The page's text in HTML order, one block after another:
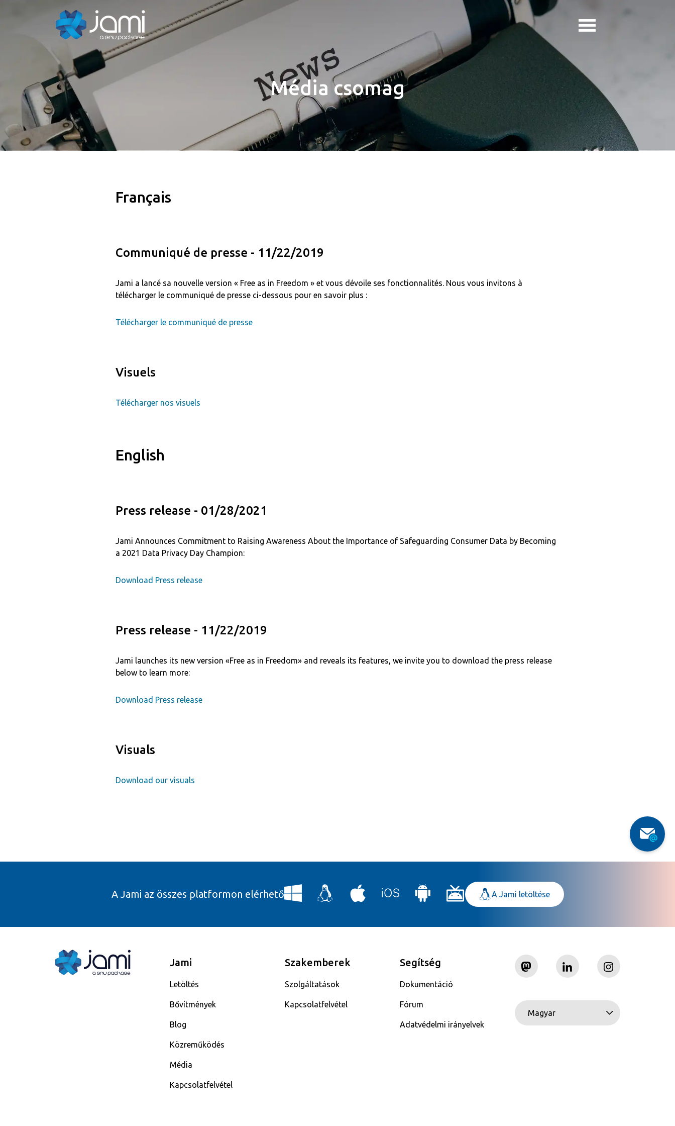
Média csomag
Français
Communiqué de presse - 11/22/2019
Jami a lancé sa nouvelle version « Free as in Freedom » et vous dévoile ses fonctionnalités. Nous vous invitons à
télécharger le communiqué de presse ci-dessous pour en savoir plus :
Télécharger le communiqué de presse
Visuels
Télécharger nos visuels
English
Press release - 01/28/2021
Jami Announces Commitment to Raising Awareness About the Importance of Safeguarding Consumer Data by Becoming
a 2021 Data Privacy Day Champion:
Download Press release
Press release - 11/22/2019
Jami launches its new version «Free as in Freedom» and reveals its features, we invite you to download the press release
below to learn more:
Download Press release
Visuals
Download our visuals
A Jami az összes platformon elérhető A Jami letöltése
Jami
Letöltés
Bővítmények
Blog
Közreműködés
Média
Kapcsolatfelvétel
Szakemberek
Szolgáltatások
Kapcsolatfelvétel
Segítség
Dokumentáció
Fórum
Adatvédelmi irányelvek
Magyar